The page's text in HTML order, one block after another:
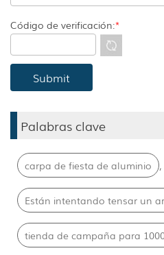
Código de verificación:*
Palabras clave
carpa de fiesta de aluminio ,
Están intentando tensar un
tienda de campaña para